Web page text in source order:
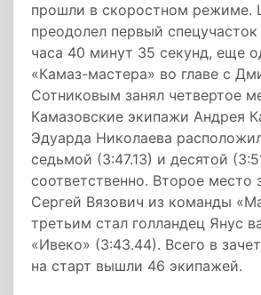
прошли в скоростном режиме.
преодолел первый
часа 40 минут 35 секунд, еще
«Камаз-мастера» во главе с
Сотниковым занял четвертое
Камазовские экипажи Андрея
Эдуарда Николаева
седьмой (3:47.13) и десятой
соответственно. Второе место
Сергей Вязович из команды
третьим стал голландец Янус
«Ивеко» (3:43.44). Всего в
на старт вышли 46 экипажей.